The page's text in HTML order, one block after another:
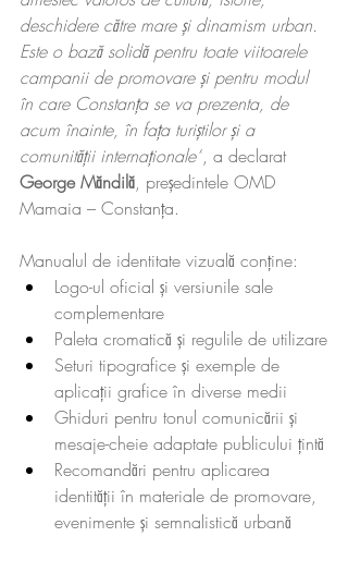
deschidere către mare și dinamism urban.
Este o bază solidă pentru toate viitoarele
campanii de promovare și pentru modul
în care Constanța se va prezenta, de
acum înainte, în fața turiștilor și a
comunității internaționale“, a declarat
George Măndilă, președintele OMD
Mamaia – Constanța.
Manualul de identitate vizuală conține:
Logo-ul oficial și versiunile sale
complementare
Paleta cromatică și regulile de utilizare
Seturi tipografice și exemple de
aplicații grafice în diverse medii
Ghiduri pentru tonul comunicării și
mesaje-cheie adaptate publicului țintă
Recomandări pentru aplicarea
identității în materiale de promovare,
evenimente și semnalistică urbană